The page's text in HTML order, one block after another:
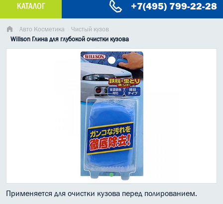
КАТАЛОГ +7(495) 799-22-28
МАСЛО МОТОРНОЕ
ГРУЗОВЫЕ МАСЛА
ГИДРАВЛИЧЕСКИЕ МАСЛА
ИНДУСТРИАЛЬНЫЕ МАСЛА
АНТИФРИЗЫ СПЕЦЖИДКОСТИ
Авто Косметика
Чистый кузов
Willson Глина для глубокой очистки кузова
Применяется для очистки кузова перед полированием.